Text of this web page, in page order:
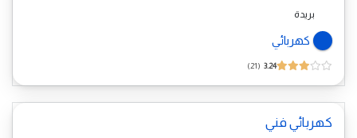
بريدة
كهربائي
3.24
21
كهربائي فني